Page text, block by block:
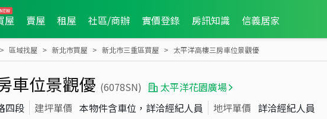
屋 賣屋 租屋 社區/商辦 實價登錄 房訊知識 信義居家
區域找屋 新北市買屋 新北市三重區買屋 太平洋高樓三房車位景觀優
車位景觀優 (6078SN)
太平洋花園廣場
四段 建坪單價 本物件含車位，詳洽經紀人員 地坪單價 詳洽經紀人員